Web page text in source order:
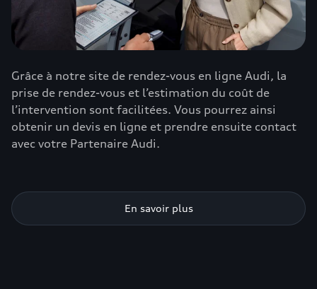
Grâce à notre site de rendez-vous en ligne Audi, la
prise de rendez-vous et l’estimation du coût de
l’intervention sont facilitées. Vous pourrez ainsi
obtenir un devis en ligne et prendre ensuite contact
avec votre Partenaire Audi.
En savoir plus